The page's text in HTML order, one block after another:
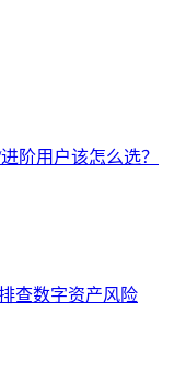
阶用户该怎么选？
查数字资产风险